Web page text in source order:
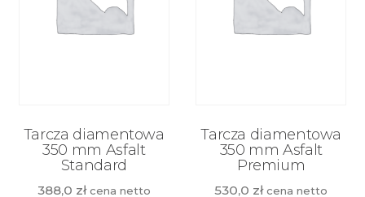
Tarcza diamentowa
350 mm Asfalt
Standard
388,0 zł cena netto
Tarcza diamentowa
350 mm Asfalt
Premium
530,0 zł cena netto